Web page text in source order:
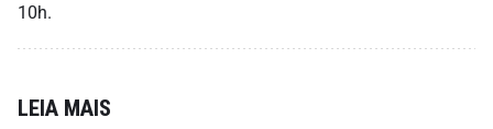
10h.
LEIA MAIS